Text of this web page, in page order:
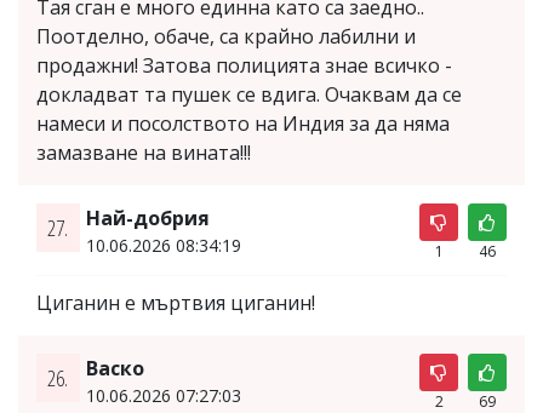
Тая сган е много единна като са заедно..
Поотделно, обаче, са крайно лабилни и
продажни! Затова полицията знае всичко -
докладват та пушек се вдига. Очаквам да се
намеси и посолството на Индия за да няма
замазване на вината!!!
27. Най-добрия
10.06.2026 08:34:19 1 46
Циганин е мъртвия циганин!
26. Васко
10.06.2026 07:27:03 2 69